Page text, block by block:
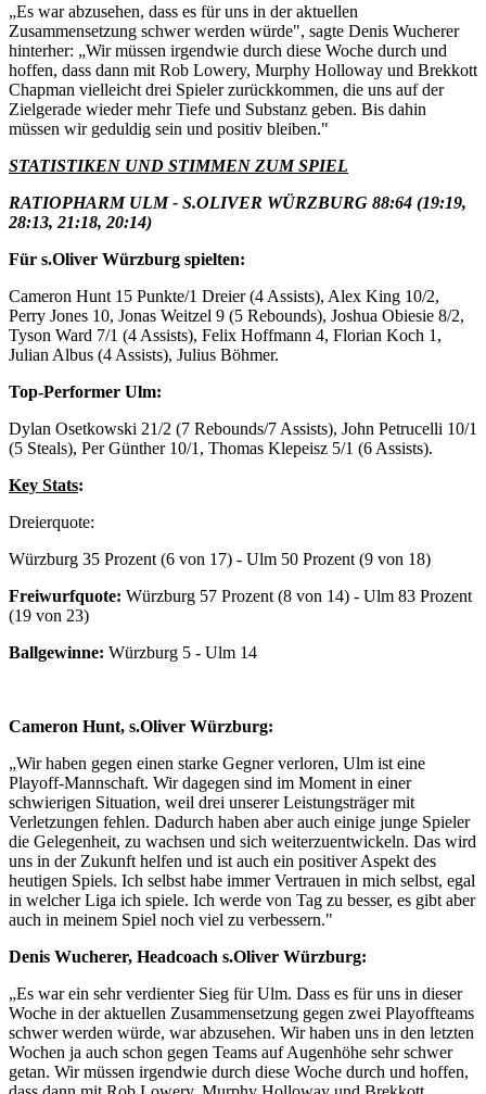
„Es war abzusehen, dass es für uns in der aktuellen
Zusammensetzung schwer werden würde", sagte Denis Wucherer
hinterher: „Wir müssen irgendwie durch diese Woche durch und
hoffen, dass dann mit Rob Lowery, Murphy Holloway und Brekkott
Chapman vielleicht drei Spieler zurückkommen, die uns auf der
Zielgerade wieder mehr Tiefe und Substanz geben. Bis dahin
müssen wir geduldig sein und positiv bleiben."
STATISTIKEN UND STIMMEN ZUM SPIEL
RATIOPHARM ULM - S.OLIVER WÜRZBURG 88:64 (19:19,
28:13, 21:18, 20:14)
Für s.Oliver Würzburg spielten:
Cameron Hunt 15 Punkte/1 Dreier (4 Assists), Alex King 10/2,
Perry Jones 10, Jonas Weitzel 9 (5 Rebounds), Joshua Obiesie 8/2,
Tyson Ward 7/1 (4 Assists), Felix Hoffmann 4, Florian Koch 1,
Julian Albus (4 Assists), Julius Böhmer.
Top-Performer Ulm:
Dylan Osetkowski 21/2 (7 Rebounds/7 Assists), John Petrucelli 10/1
(5 Steals), Per Günther 10/1, Thomas Klepeisz 5/1 (6 Assists).
Key Stats:
Dreierquote:
Würzburg 35 Prozent (6 von 17) - Ulm 50 Prozent (9 von 18)
Freiwurfquote: Würzburg 57 Prozent (8 von 14) - Ulm 83 Prozent
(19 von 23)
Ballgewinne: Würzburg 5 - Ulm 14
Cameron Hunt, s.Oliver Würzburg:
„Wir haben gegen einen starke Gegner verloren, Ulm ist eine
Playoff-Mannschaft. Wir dagegen sind im Moment in einer
schwierigen Situation, weil drei unserer Leistungsträger mit
Verletzungen fehlen. Dadurch haben aber auch einige junge Spieler
die Gelegenheit, zu wachsen und sich weiterzuentwickeln. Das wird
uns in der Zukunft helfen und ist auch ein positiver Aspekt des
heutigen Spiels. Ich selbst habe immer Vertrauen in mich selbst, egal
in welcher Liga ich spiele. Ich werde von Tag zu besser, es gibt aber
auch in meinem Spiel noch viel zu verbessern."
Denis Wucherer, Headcoach s.Oliver Würzburg:
„Es war ein sehr verdienter Sieg für Ulm. Dass es für uns in dieser
Woche in der aktuellen Zusammensetzung gegen zwei Playoffteams
schwer werden würde, war abzusehen. Wir haben uns in den letzten
Wochen ja auch schon gegen Teams auf Augenhöhe sehr schwer
getan. Wir müssen irgendwie durch diese Woche durch und hoffen,